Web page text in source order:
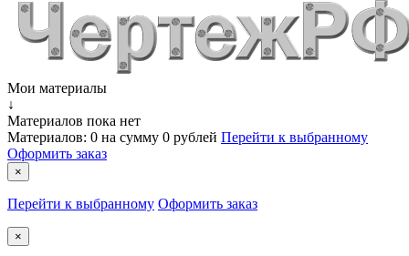
Мои материалы
↓
Материалов пока нет
Материалов: 0 на сумму 0 рублей Перейти к выбранному
Оформить заказ
×
Перейти к выбранному Оформить заказ
×